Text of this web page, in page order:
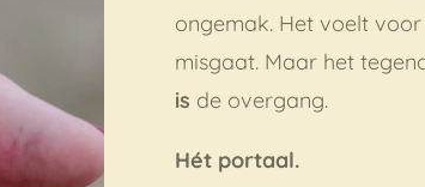
ongemak. Het voelt
misgaat. Maar het
is de overgang.
Hét portaal.